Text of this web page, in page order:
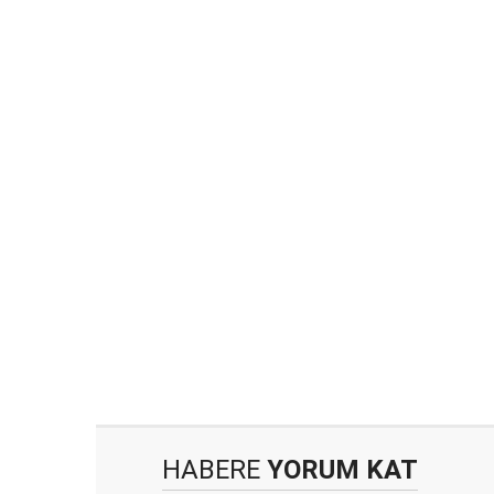
HABERE YORUM KAT